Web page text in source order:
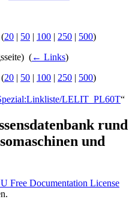
20 | 50 | 100 | 250 | 500)
(← Links)
20 | 50 | 100 | 250 | 500)
LELIT_PL60T“
rund
und
Free Documentation License